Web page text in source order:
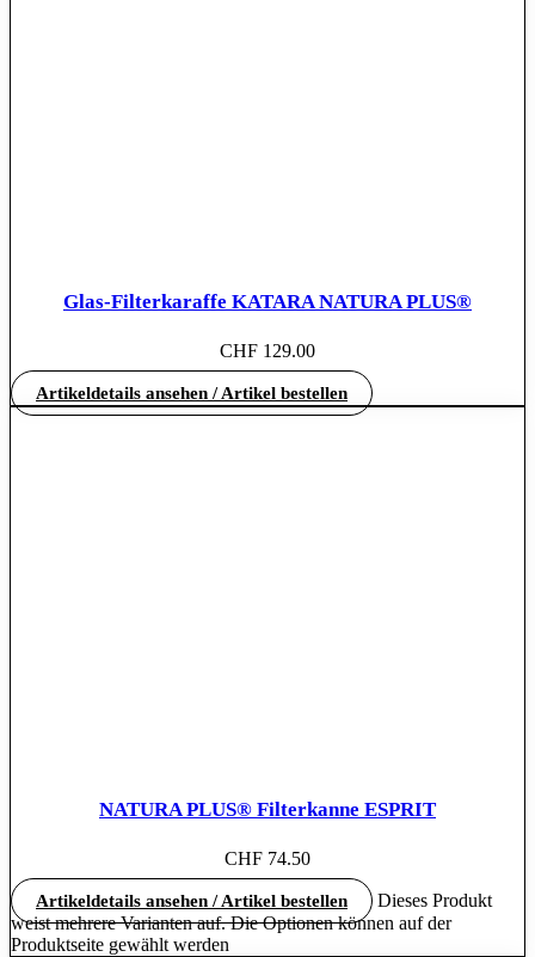
Glas-Filterkaraffe KATARA NATURA PLUS®
CHF 129.00
Artikeldetails ansehen / Artikel bestellen
NATURA PLUS® Filterkanne ESPRIT
CHF 74.50
Artikeldetails ansehen / Artikel bestellen
Dieses Produkt
weist mehrere Varianten auf. Die Optionen können auf der
Produktseite gewählt werden